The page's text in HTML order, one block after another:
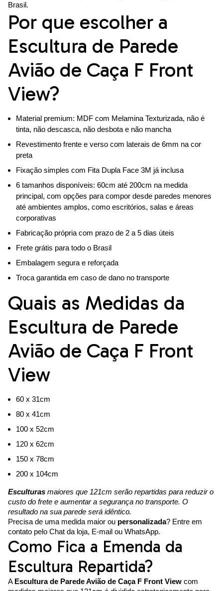
Brasil.
Por que escolher a
Escultura de Parede
Avião de Caça F Front
View?
Material premium: MDF com Melamina Texturizada, não é
tinta, não descasca, não desbota e não mancha
Revestimento frente e verso com laterais de 6mm na cor
preta
Fixação simples com Fita Dupla Face 3M já inclusa
6 tamanhos disponíveis: 60cm até 200cm na medida
principal, com opções para compor desde paredes menores
até ambientes amplos, como escritórios, salas e áreas
corporativas
Fabricação própria com prazo de 2 a 5 dias úteis
Frete grátis para todo o Brasil
Embalagem segura e reforçada
Troca garantida em caso de dano no transporte
Quais as Medidas da
Escultura de Parede
Avião de Caça F Front
View
60 x 31cm
80 x 41cm
100 x 52cm
120 x 62cm
150 x 78cm
200 x 104cm
Esculturas maiores que 121cm serão repartidas para reduzir o
custo do frete e aumentar a segurança no transporte. O
resultado na sua parede será idêntico.
Precisa de uma medida maior ou personalizada? Entre em
contato pelo Chat da loja, E-mail ou WhatsApp.
Como Fica a Emenda da
Escultura Repartida?
A Escultura de Parede Avião de Caça F Front View com